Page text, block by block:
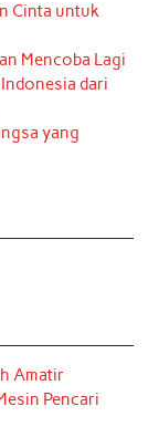
Cinta untuk
Mencoba Lagi
dari
yang
Amatir
Pencari